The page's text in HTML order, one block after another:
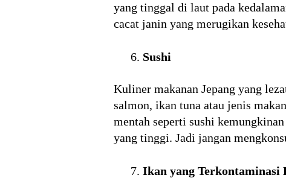
yang tinggal di laut pada
cacat janin yang merugikan
Sushi
Kuliner makanan Jepang yang
salmon, ikan tuna atau jenis
mentah seperti sushi
yang tinggi. Jadi jangan
Ikan yang